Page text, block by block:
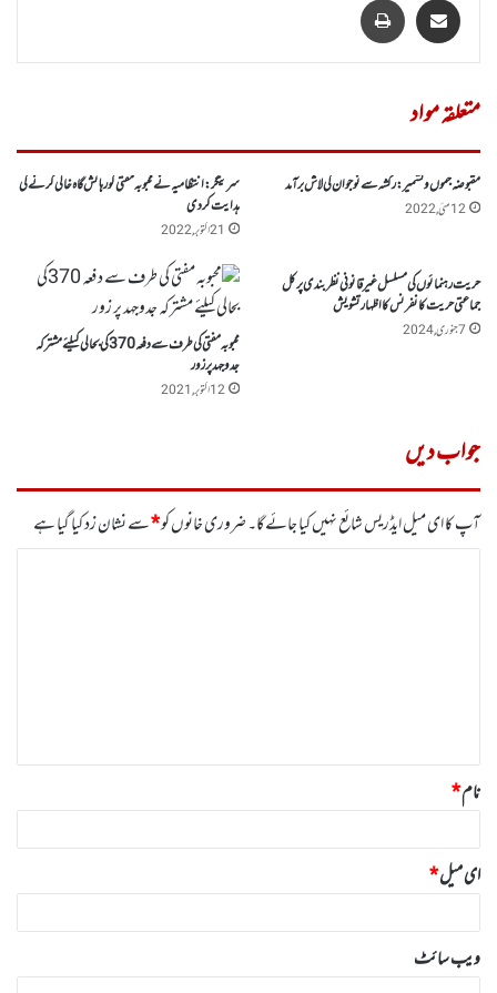
متعلقہ مواد
مقبوضہ جموں وکشمیر : رکشہ سے نوجوان کی لاش برآمد
12 مئی, 2022
سرینگر: انتظامیہ نے محبوبہ مفتی کو رہائش گاہ خالی کرنے کی
ہدایت کر دی
21 اکتوبر, 2022
حریت رہنمائوں کی مسلسل غیر قانونی نظربندی پرکل
جماعتی حریت کانفرنس کا اظہار تشویش
7 جنوری, 2024
محبوبہ مفتی کی طرف سے دفعہ 370کی بحالی کیلئے مشترکہ
جدوجہد پر زور
12 اکتوبر, 2021
جواب دیں
آپ کا ای میل ایڈریس شائع نہیں کیا جائے گا۔ضروری خانوں کو*سے نشان زد کیا گیا ہے
نام*
ای میل*
ویب‌ سائٹ